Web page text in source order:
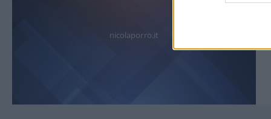
nicolaporro.it